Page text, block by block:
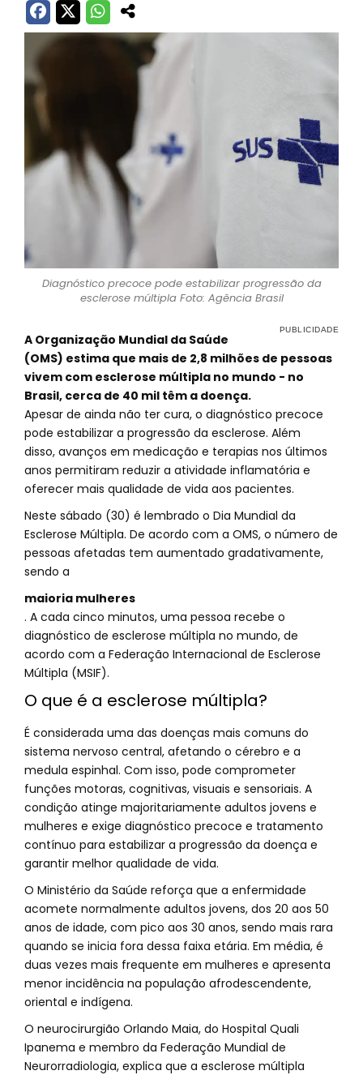
Diagnóstico precoce pode estabilizar progressão da
esclerose múltipla Foto: Agência Brasil
A Organização Mundial da Saúde
(OMS) estima que mais de 2,8 milhões de pessoas
vivem com esclerose múltipla no mundo - no
Brasil, cerca de 40 mil têm a doença.
Apesar de ainda não ter cura, o diagnóstico precoce
pode estabilizar a progressão da esclerose. Além
disso, avanços em medicação e terapias nos últimos
anos permitiram reduzir a atividade inflamatória e
oferecer mais qualidade de vida aos pacientes.
Neste sábado (30) é lembrado o Dia Mundial da
Esclerose Múltipla. De acordo com a OMS, o número de
pessoas afetadas tem aumentado gradativamente,
sendo a
maioria mulheres
. A cada cinco minutos, uma pessoa recebe o
diagnóstico de esclerose múltipla no mundo, de
acordo com a Federação Internacional de Esclerose
Múltipla (MSIF).
O que é a esclerose múltipla?
É considerada uma das doenças mais comuns do
sistema nervoso central, afetando o cérebro e a
medula espinhal. Com isso, pode comprometer
funções motoras, cognitivas, visuais e sensoriais. A
condição atinge majoritariamente adultos jovens e
mulheres e exige diagnóstico precoce e tratamento
contínuo para estabilizar a progressão da doença e
garantir melhor qualidade de vida.
O Ministério da Saúde reforça que a enfermidade
acomete normalmente adultos jovens, dos 20 aos 50
anos de idade, com pico aos 30 anos, sendo mais rara
quando se inicia fora dessa faixa etária. Em média, é
duas vezes mais frequente em mulheres e apresenta
menor incidência na população afrodescendente,
oriental e indígena.
O neurocirurgião Orlando Maia, do Hospital Quali
Ipanema e membro da Federação Mundial de
Neurorradiologia, explica que a esclerose múltipla